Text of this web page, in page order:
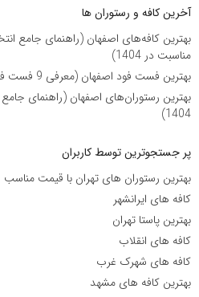
آخرین کافه و رستوران ها
بهترین کافه‌های اصفهان (راهنمای جامع
مناسبت در 1404)
بهترین فست فود اصفهان (معرفی 9 فست فود برتر با آدرس و منو)
بهترین رستوران‌های اصفهان (راهنمای
1404)
پر جستجوترین توسط کاربران
بهترین رستوران های تهران با قیمت مناسب
کافه های ایرانشهر
بهترین پاستا تهران
کافه های انقلاب
کافه های شهرک غرب
بهترین کافه های مشهد